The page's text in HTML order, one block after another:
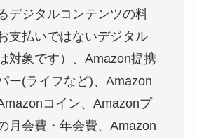
デジタルコンテンツの料
支払いではないデジタル
対象です）、Amazon提携
ー(ライフなど)、Amazon
コイン、Amazonプ
月会費・年会費、Amazon